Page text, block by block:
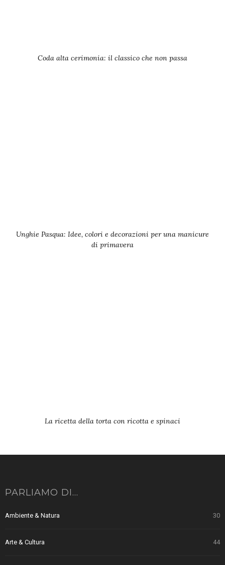
Coda alta cerimonia: il classico che non passa
Unghie Pasqua: Idee, colori e decorazioni per una manicure
di primavera
La ricetta della torta con ricotta e spinaci
PARLIAMO DI…
Ambiente & Natura 30
Arte & Cultura 44